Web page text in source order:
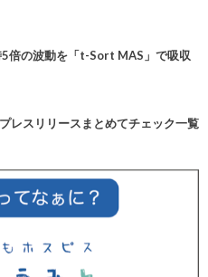
倍の波動を「t-Sort MAS」で吸収
プレスリリースまとめてチェック一覧